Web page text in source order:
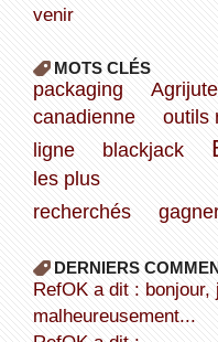
venir
MOTS CLÉS
packaging Agrijute
canadienne
outils
ligne
blackjack
les plus
recherchés
DERNIERS
refOK a dit : bonjour, je ne peux
malheureusement...